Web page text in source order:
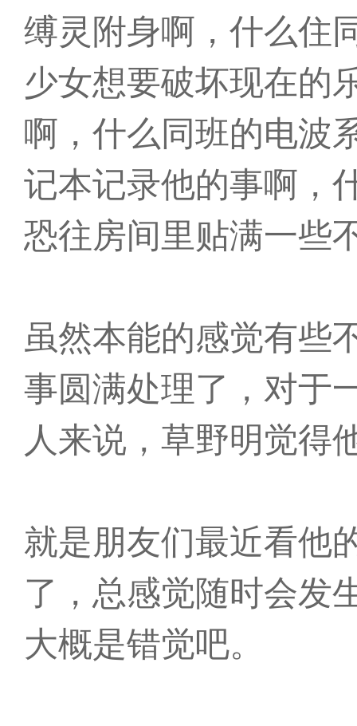
缚灵附身啊，什么住
少女想要破坏现在的
啊，什么同班的电波
记本记录他的事啊，
恐往房间里贴满一
虽然本能的感觉有些
事圆满处理了，对于
人来说，草野明觉得
就是朋友们最近看他
了，总感觉随时会发
大概是错觉吧。